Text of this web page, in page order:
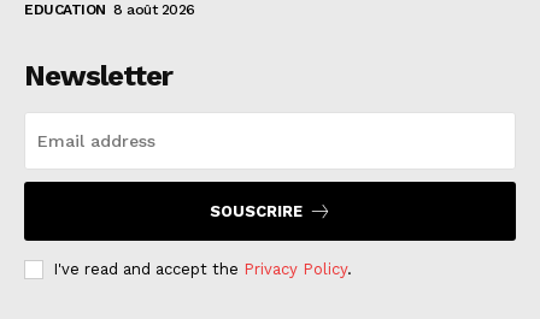
EDUCATION 8 août 2026
Newsletter
SOUSCRIRE
I've read and accept the Privacy Policy.